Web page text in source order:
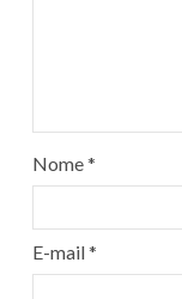
Nome*
E-mail*